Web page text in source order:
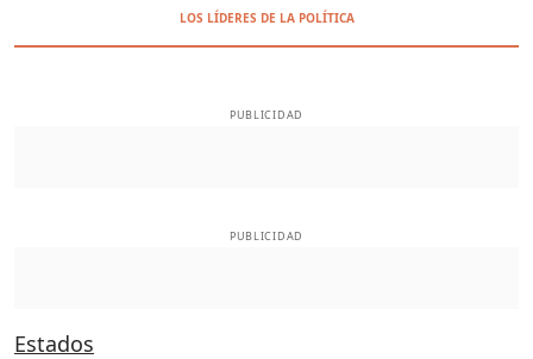
LOS LÍDERES DE LA POLÍTICA
PUBLICIDAD
PUBLICIDAD
Estados